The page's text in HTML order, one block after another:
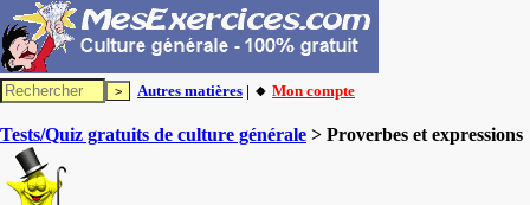
Autres matières | 🔸 Mon compte
Tests/Quiz gratuits de culture générale > Proverbes et expressions